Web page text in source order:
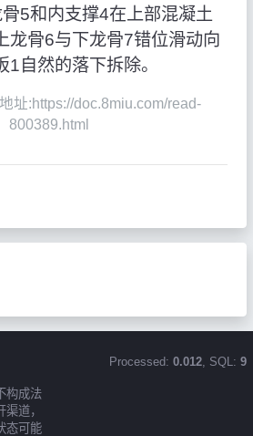
5和内支撑4在上部混凝土
龙骨6与下龙骨7错位滑动向
1自然的落下拆除。
址:https://doc.8miu.com/read-
800389.html
构成法
道，
态可能
Processed: 0.012, SQL: 9